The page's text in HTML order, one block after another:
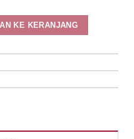
KE KERANJANG